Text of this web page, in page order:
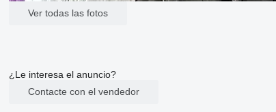
Ver todas las fotos
¿Le interesa el anuncio?
Contacte con el vendedor